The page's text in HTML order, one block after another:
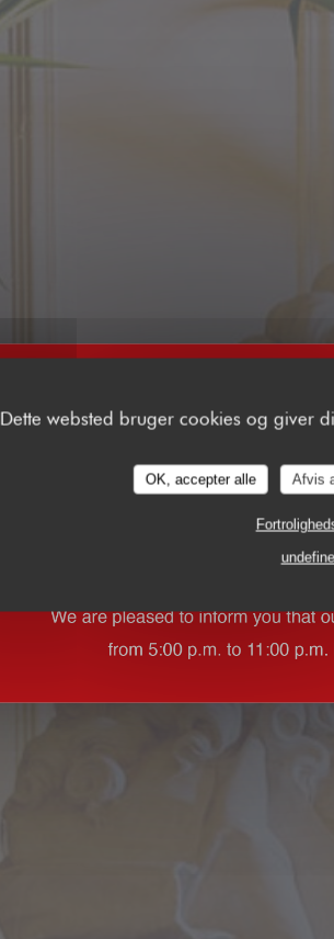
Dette websted bruger cookies og giver
OK, accepter alle Afvis